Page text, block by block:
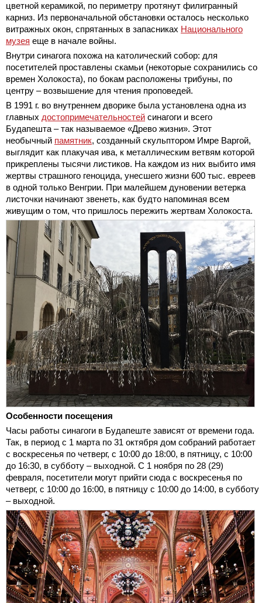
цветной керамикой, по периметру протянут филигранный
карниз. Из первоначальной обстановки осталось несколько
витражных окон, спрятанных в запасниках Национального
музея еще в начале войны.
Внутри синагога похожа на католический собор: для
посетителей проставлены скамьи (некоторые сохранились со
времен Холокоста), по бокам расположены трибуны, по
центру – возвышение для чтения проповедей.
В 1991 г. во внутреннем дворике была установлена одна из
главных достопримечательностей синагоги и всего
Будапешта – так называемое «Древо жизни». Этот
необычный памятник, созданный скульптором Имре Варгой,
выглядит как плакучая ива, к металлическим ветвям которой
прикреплены тысячи листиков. На каждом из них выбито имя
жертвы страшного геноцида, унесшего жизни 600 тыс. евреев
в одной только Венгрии. При малейшем дуновении ветерка
листочки начинают звенеть, как будто напоминая всем
живущим о том, что пришлось пережить жертвам Холокоста.
Особенности посещения
Часы работы синагоги в Будапеште зависят от времени года.
Так, в период с 1 марта по 31 октября дом собраний работает
с воскресенья по четверг, с 10:00 до 18:00, в пятницу, с 10:00
до 16:30, в субботу – выходной. С 1 ноября по 28 (29)
февраля, посетители могут прийти сюда с воскресенья по
четверг, с 10:00 до 16:00, в пятницу с 10:00 до 14:00, в субботу
– выходной.